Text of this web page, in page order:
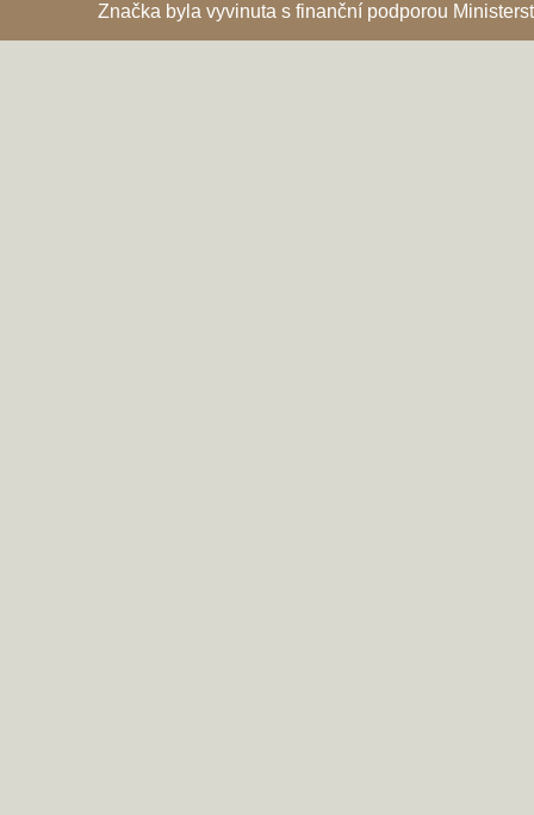
Značka byla vyvinuta s finanční podporou